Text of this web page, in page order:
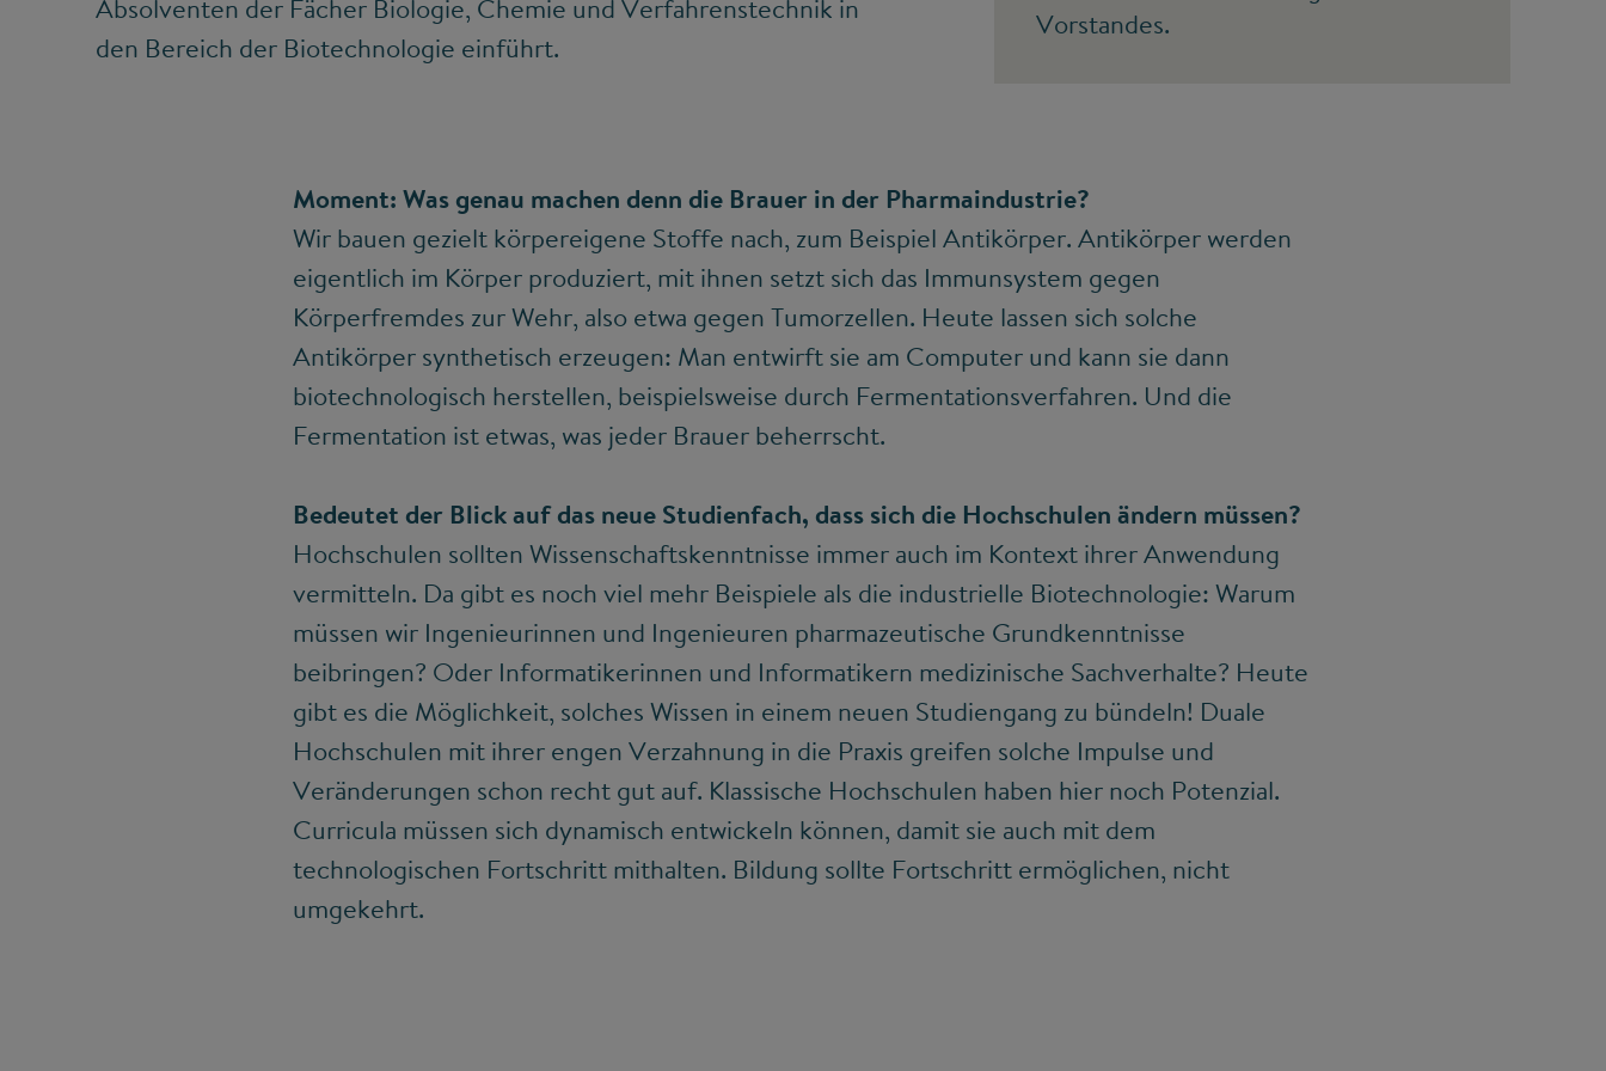
Absolventen der Fächer Biologie, Chemie und Verfahrenstechnik in
den Bereich der Biotechnologie einführt.
Vorstandes.
Moment: Was genau machen denn die Brauer in der Pharmaindustrie?
Wir bauen gezielt körpereigene Stoffe nach, zum Beispiel Antikörper. Antikörper werden
eigentlich im Körper produziert, mit ihnen setzt sich das Immunsystem gegen
Körperfremdes zur Wehr, also etwa gegen Tumorzellen. Heute lassen sich solche
Antikörper synthetisch erzeugen: Man entwirft sie am Computer und kann sie dann
biotechnologisch herstellen, beispielsweise durch Fermentationsverfahren. Und die
Fermentation ist etwas, was jeder Brauer beherrscht.
Bedeutet der Blick auf das neue Studienfach, dass sich die Hochschulen ändern müssen?
Hochschulen sollten Wissenschaftskenntnisse immer auch im Kontext ihrer Anwendung
vermitteln. Da gibt es noch viel mehr Beispiele als die industrielle Biotechnologie: Warum
müssen wir Ingenieurinnen und Ingenieuren pharmazeutische Grundkenntnisse
beibringen? Oder Informatikerinnen und Informatikern medizinische Sachverhalte? Heute
gibt es die Möglichkeit, solches Wissen in einem neuen Studiengang zu bündeln! Duale
Hochschulen mit ihrer engen Verzahnung in die Praxis greifen solche Impulse und
Veränderungen schon recht gut auf. Klassische Hochschulen haben hier noch Potenzial.
Curricula müssen sich dynamisch entwickeln können, damit sie auch mit dem
technologischen Fortschritt mithalten. Bildung sollte Fortschritt ermöglichen, nicht
umgekehrt.